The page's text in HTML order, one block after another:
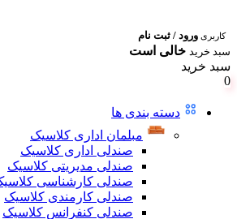
کاربری ورود / ثبت نام
سبد خرید خالی است
سبد خرید
0
دسته بندی ها
مبلمان اداری کلاسیک
صندلی اداری کلاسیک
صندلی مدیریتی کلاسیک
صندلی کارشناسی
صندلی کارمندی کلاسیک
صندلی کنفرانس کلاسیک